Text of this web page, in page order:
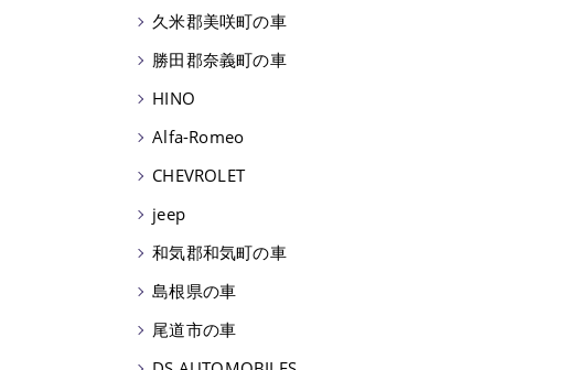
久米郡美咲町の車
勝田郡奈義町の車
HINO
Alfa-Romeo
CHEVROLET
jeep
和気郡和気町の車
島根県の車
尾道市の車